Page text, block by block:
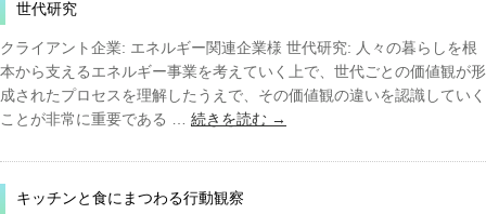
世代研究
クライアント企業: エネルギー関連企業様 世代研究: 人々の暮らしを根
本から支えるエネルギー事業を考えていく上で、世代ごとの価値観が形
成されたプロセスを理解したうえで、その価値観の違いを認識していく
ことが非常に重要である … 続きを読む →
キッチンと食にまつわる行動観察